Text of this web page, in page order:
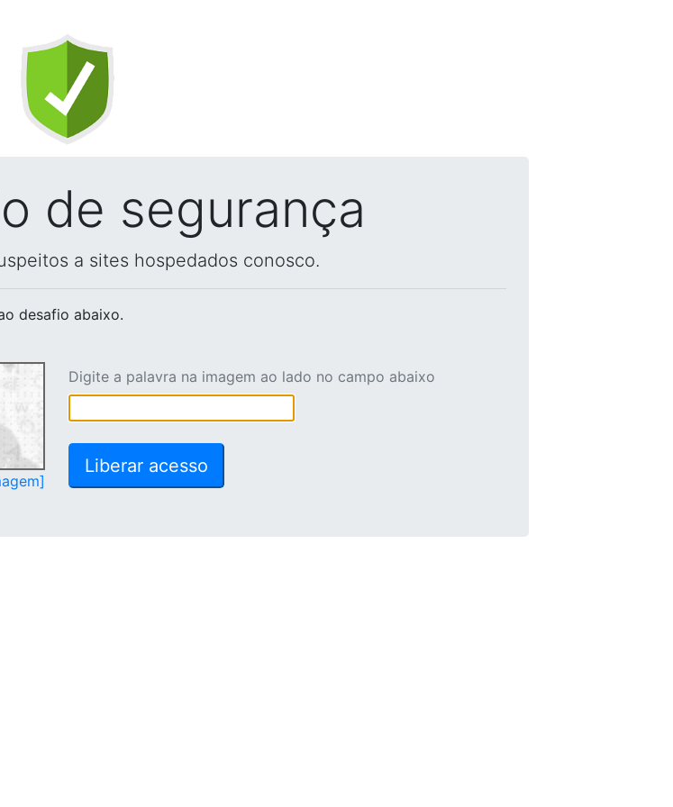
de segurança
a sites hospedados conosco.
desafio abaixo.
Digite a palavra na imagem ao lado no campo abaixo